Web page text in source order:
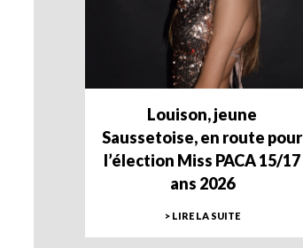
Louison, jeune
Saussetoise, en route pour
l’élection Miss PACA 15/17
ans 2026
> LIRE LA SUITE